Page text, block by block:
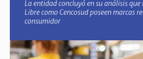
La entidad concluyó en su análisis
Libre como Cencosud poseen marcas
consumidor